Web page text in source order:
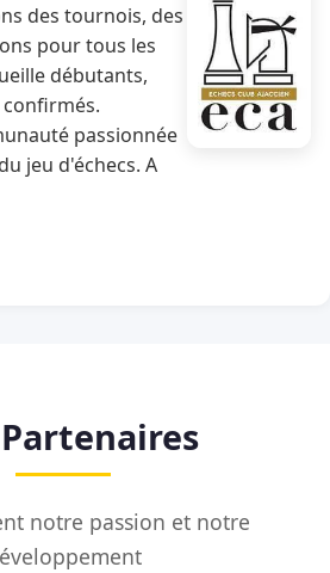
des tournois, des
pour tous les
débutants,
passionnée
jeu d'échecs. A
notre passion et notre